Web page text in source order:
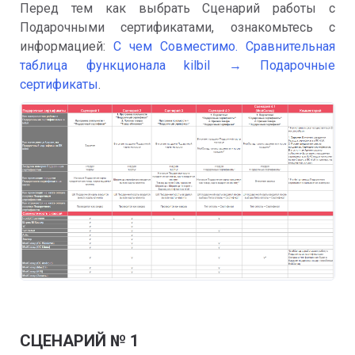
Перед тем как выбрать Сценарий работы с
Подарочными сертификатами, ознакомьтесь с
информацией: С чем Совместимо. Сравнительная
таблица функционала kilbil → Подарочные
сертификаты.
СЦЕНАРИЙ № 1